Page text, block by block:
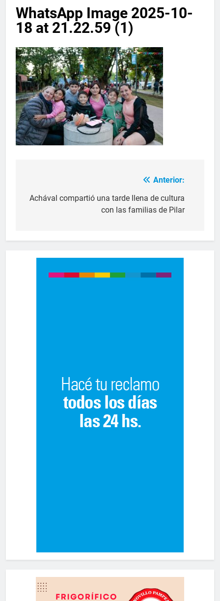
WhatsApp Image 2025-10-
18 at 21.22.59 (1)
Anterior:
Achával compartió una tarde llena de cultura
con las familias de Pilar